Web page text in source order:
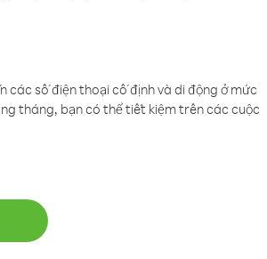
các số điện thoại cố định và di động ở mức
tháng, bạn có thể tiết kiệm trên các cuộc